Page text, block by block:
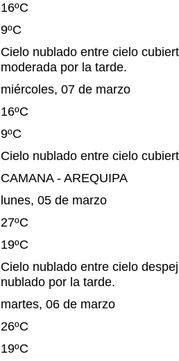
16ºC
9ºC
Cielo nublado entre cielo
moderada por la tarde.
miércoles, 07 de marzo
16ºC
9ºC
Cielo nublado entre cielo
CAMANA - AREQUIPA
lunes, 05 de marzo
27ºC
19ºC
Cielo nublado entre cielo
nublado por la tarde.
martes, 06 de marzo
26ºC
19ºC